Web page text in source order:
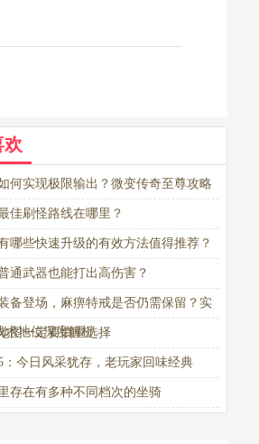
欢
何实现极限输出？微变传奇至尊攻略
佳刷怪路线在哪里？
哪些快速升级的有效方法值得推荐？
通武器也能打出高伤害？
备登场，麻痹特戒是否仍需保留？实
术地位深度解析
图一定要慎重选择
：今日风采犹存，老玩家回味经典
存在有多种不同档次的坐骑